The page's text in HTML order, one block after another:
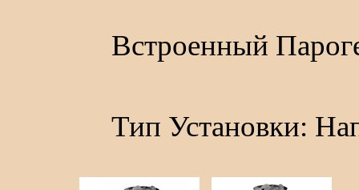
Встроенный
Тип Установки: